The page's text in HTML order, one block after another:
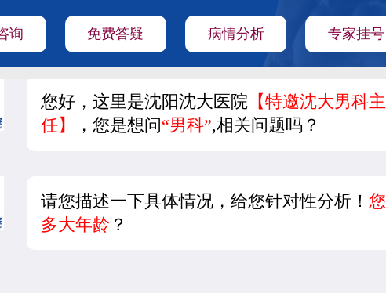
询 免费答疑 病情分析 专家挂号
您好，这里是沈阳沈大医院【特邀沈大男科主
任】
，您是想问“男科”,相关问题吗？
请您描述一下具体情况，给您针对性分析！ 您
多大年龄 ？